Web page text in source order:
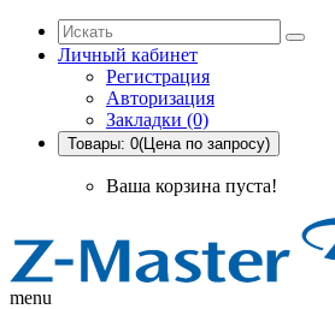
Личный кабинет
Регистрация
Авторизация
Закладки (0)
Товары: 0(Цена по запросу)
Ваша корзина пуста!
menu